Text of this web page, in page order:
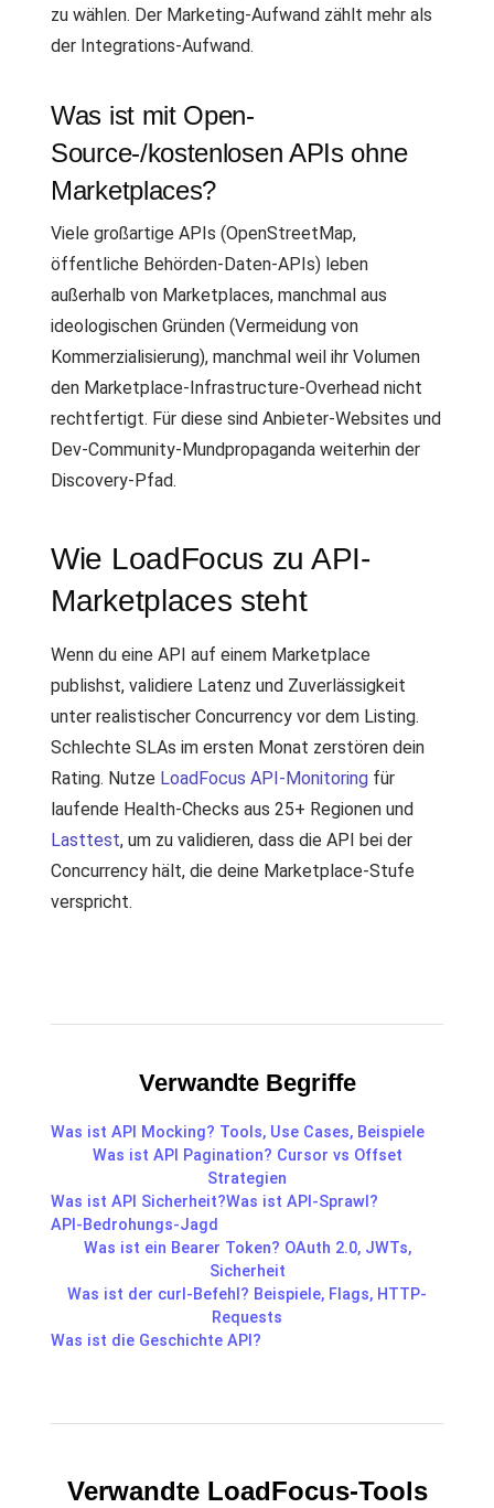
zu wählen. Der Marketing-Aufwand zählt mehr als
der Integrations-Aufwand.
Was ist mit Open-
Source-/kostenlosen APIs ohne
Marketplaces?
Viele großartige APIs (OpenStreetMap,
öffentliche Behörden-Daten-APIs) leben
außerhalb von Marketplaces, manchmal aus
ideologischen Gründen (Vermeidung von
Kommerzialisierung), manchmal weil ihr Volumen
den Marketplace-Infrastructure-Overhead nicht
rechtfertigt. Für diese sind Anbieter-Websites und
Dev-Community-Mundpropaganda weiterhin der
Discovery-Pfad.
Wie LoadFocus zu API-
Marketplaces steht
Wenn du eine API auf einem Marketplace
publishst, validiere Latenz und Zuverlässigkeit
unter realistischer Concurrency vor dem Listing.
Schlechte SLAs im ersten Monat zerstören dein
Rating. Nutze LoadFocus API-Monitoring für
laufende Health-Checks aus 25+ Regionen und
Lasttest, um zu validieren, dass die API bei der
Concurrency hält, die deine Marketplace-Stufe
verspricht.
Verwandte Begriffe
Was ist API Mocking? Tools, Use Cases, Beispiele
Was ist API Pagination? Cursor vs Offset
Strategien
Was ist API Sicherheit?Was ist API-Sprawl?
API-Bedrohungs-Jagd
Was ist ein Bearer Token? OAuth 2.0, JWTs,
Sicherheit
Was ist der curl-Befehl? Beispiele, Flags, HTTP-
Requests
Was ist die Geschichte API?
Verwandte LoadFocus-Tools